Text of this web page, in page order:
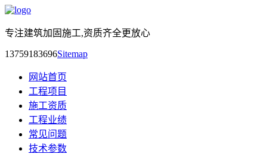
专注建筑加固施工,资质齐全更放心
13759183696Sitemap
网站首页
工程项目
施工资质
工程业绩
常见问题
技术参数